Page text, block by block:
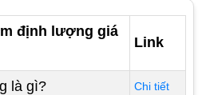
định lượng giá
Link
là gì? Chi tiết